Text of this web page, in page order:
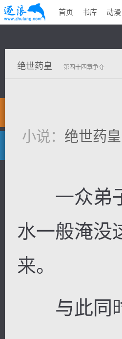
首页 书库 动漫
绝世药皇 第四十四章争夺
小说： 绝世药皇
一众弟子
水一般淹没
来。
与此同时